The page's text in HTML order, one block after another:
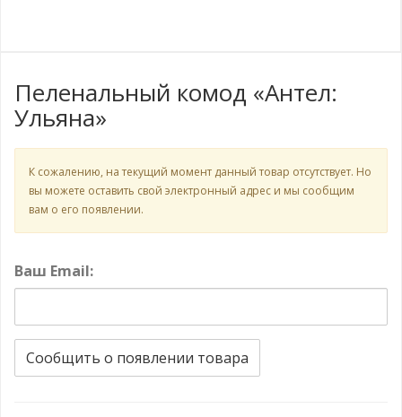
Пеленальный комод «Антел:
Ульяна»
К сожалению, на текущий момент данный товар отсутствует. Но
вы можете оставить свой электронный адрес и мы сообщим
вам о его появлении.
Ваш Email:
Сообщить о появлении товара